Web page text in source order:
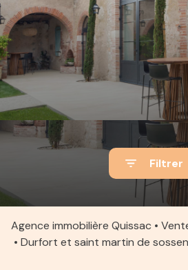
VENTES
PROPRIÉTÉ/CHARME
MAISON
TERRAIN
ACTUALITÉS
E-MAIL
ESTIMATION
Filtrer
Agence immobilière Quissac
Durfort et saint martin de